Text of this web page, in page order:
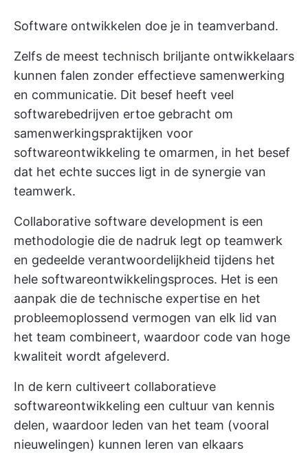
Software ontwikkelen doe je in teamverband.
Zelfs de meest technisch briljante ontwikkelaars
kunnen falen zonder effectieve samenwerking
en communicatie. Dit besef heeft veel
softwarebedrijven ertoe gebracht om
samenwerkingspraktijken voor
softwareontwikkeling te omarmen, in het besef
dat het echte succes ligt in de synergie van
teamwerk.
Collaborative software development is een
methodologie die de nadruk legt op teamwerk
en gedeelde verantwoordelijkheid tijdens het
hele softwareontwikkelingsproces. Het is een
aanpak die de technische expertise en het
probleemoplossend vermogen van elk lid van
het team combineert, waardoor code van hoge
kwaliteit wordt afgeleverd.
In de kern cultiveert collaboratieve
softwareontwikkeling een cultuur van kennis
delen, waardoor leden van het team (vooral
nieuwelingen) kunnen leren van elkaars